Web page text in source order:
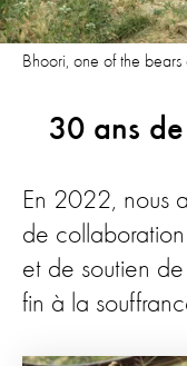
Bhoori, one of the bears
30 ans
En 2022, nous
de
et de soutien
fin à la